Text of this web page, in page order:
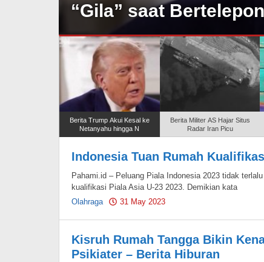
“Gila” saat Bertelepon
Berita Trump Akui Kesal ke
Netanyahu hingga N
Berita Militer AS Hajar Situs
Radar Iran Picu
Pahami
Indonesia Tuan Rumah
Pahami.id – Peluang Piala Indonesia 2023 tidak
kualifikasi Piala Asia U-23 2023. Demikian kata
Olahraga
31 May 2023
Kisruh Rumah Tangga Bikin
Psikiater – Berita Hiburan